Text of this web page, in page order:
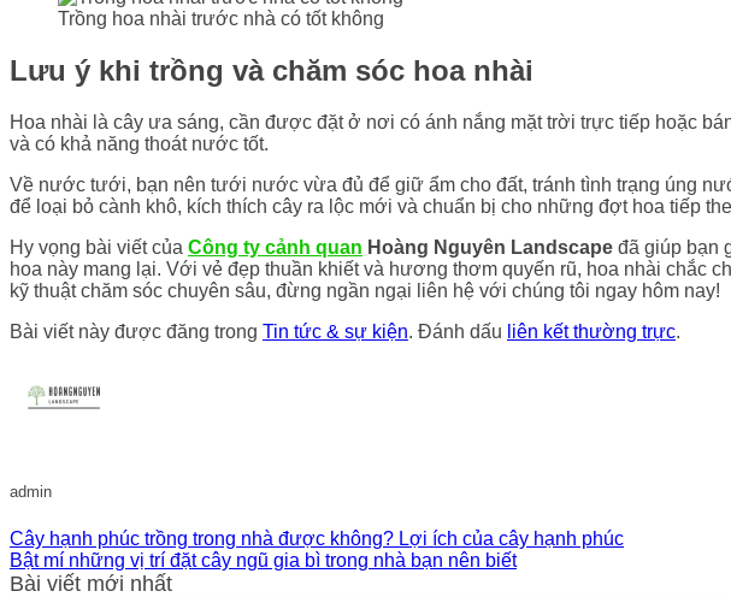
Trồng hoa nhài trước nhà có tốt không
Lưu ý khi trồng và chăm sóc hoa nhài
Hoa nhài là cây ưa sáng, cần được đặt ở nơi có ánh nắng mặt trời trực tiếp hoặc
và có khả năng thoát nước tốt.
Về nước tưới, bạn nên tưới nước vừa đủ để giữ ẩm cho đất, tránh tình trạng úng
để loại bỏ cành khô, kích thích cây ra lộc mới và chuẩn bị cho những đợt hoa tiếp
Hy vọng bài viết của Công ty cảnh quan Hoàng Nguyên Landscape đã giúp bạn
hoa này mang lại. Với vẻ đẹp thuần khiết và hương thơm quyến rũ, hoa nhài chắc
kỹ thuật chăm sóc chuyên sâu, đừng ngần ngại liên hệ với chúng tôi ngay hôm nay!
Bài viết này được đăng trong Tin tức & sự kiện. Đánh dấu liên kết thường trực.
admin
Cây hạnh phúc trồng trong nhà được không? Lợi ích của cây hạnh phúc
Bật mí những vị trí đặt cây ngũ gia bì trong nhà bạn nên biết
Bài viết mới nhất